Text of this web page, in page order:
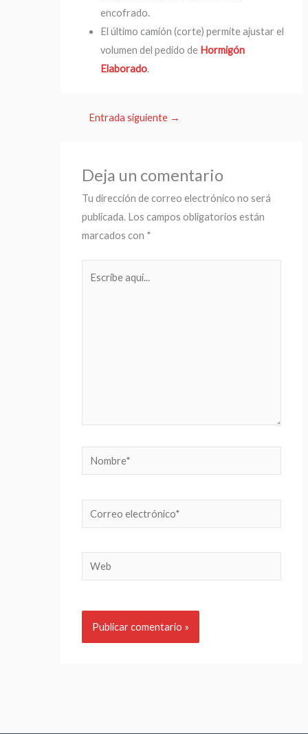
encofrado.
El último camión (corte) permite ajustar el
volumen del pedido de Hormigón
Elaborado.
Entrada siguiente →
Deja un comentario
Tu dirección de correo electrónico no será
publicada. Los campos obligatorios están
marcados con *
Nombre*
Correo
electrónico*
Web